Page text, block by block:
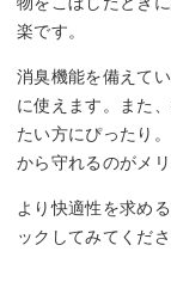
楽です。
消臭機能を備えて
に使えます。また
たい方にぴったり
から守れるのがメリ
より快適性を求め
ックしてみてくださ